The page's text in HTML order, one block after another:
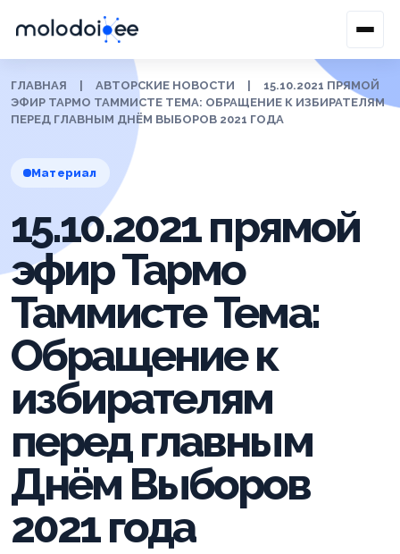
ГЛАВНАЯ АВТОРСКИЕ НОВОСТИ
15.10.2021 ПРЯМОЙ
ЭФИР ТАРМО ТАММИСТЕ ТЕМА: ОБРАЩЕНИЕ К ИЗБИРАТЕЛЯМ
ПЕРЕД ГЛАВНЫМ ДНЁМ ВЫБОРОВ 2021 ГОДА
Материал
15.10.2021 прямой
эфир Тармо
Таммисте Тема:
Обращение к
избирателям
перед главным
Днём Выборов
2021 года